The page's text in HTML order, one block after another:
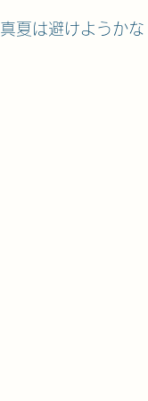
真夏は避けようかな